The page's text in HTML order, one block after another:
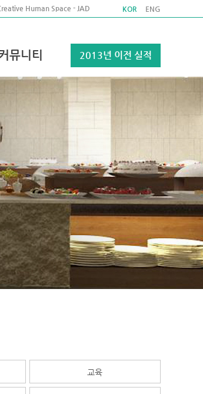
KOR ENG
Human Space - JAD
뮤니티 2013년 이전 실적
교육